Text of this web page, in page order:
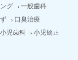
グ
一般歯科
口臭治療
小児歯科
小児矯正